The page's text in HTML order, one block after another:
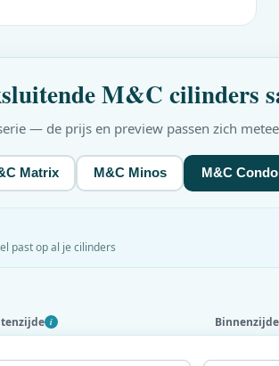
M&C cilinders
— de prijs en preview passen zich
Matrix M&C Minos M&C
past op al je cilinders
i Binnenzijde